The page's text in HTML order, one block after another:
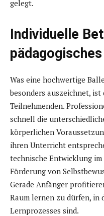
gelegt.
Individuelle
Was eine hochwertige
besonders auszeichnet,
Teilnehmenden.
schnell die
körperlichen
ihren Unterricht
technische Entwicklung
Förderung von
Gerade Anfänger
Raum lernen zu dürfen, in
Lernprozesses sind.